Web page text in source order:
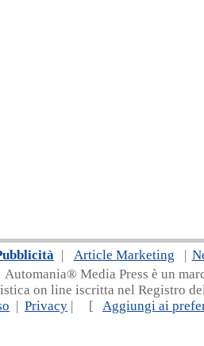
| Article Marketing |
Media Press è un
on line iscritta nel Registro
| Privacy | [ Aggiungi ai